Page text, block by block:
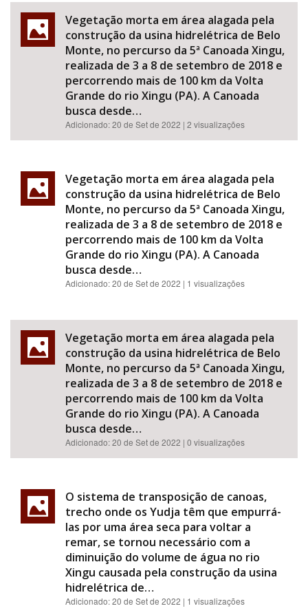
Tema
Área de Levantamento
BUSCAR
Vegetação morta em área alagada pela
construção da usina hidrelétrica de Belo
Monte, no percurso da 5ª Canoada Xingu,
realizada de 3 a 8 de setembro de 2018 e
percorrendo mais de 100 km da Volta
Grande do rio Xingu (PA). A Canoada
busca desde…
Adicionado:20 de Set de 2022 | 2 visualizações
Vegetação morta em área alagada pela
construção da usina hidrelétrica de Belo
Monte, no percurso da 5ª Canoada Xingu,
realizada de 3 a 8 de setembro de 2018 e
percorrendo mais de 100 km da Volta
Grande do rio Xingu (PA). A Canoada
busca desde…
Adicionado:20 de Set de 2022 | 1 visualizações
Vegetação morta em área alagada pela
construção da usina hidrelétrica de Belo
Monte, no percurso da 5ª Canoada Xingu,
realizada de 3 a 8 de setembro de 2018 e
percorrendo mais de 100 km da Volta
Grande do rio Xingu (PA). A Canoada
busca desde…
Adicionado:20 de Set de 2022 | 0 visualizações
O sistema de transposição de canoas,
trecho onde os Yudja têm que empurrá-
las por uma área seca para voltar a
remar, se tornou necessário com a
diminuição do volume de água no rio
Xingu causada pela construção da usina
hidrelétrica de…
Adicionado:20 de Set de 2022 | 1 visualizações